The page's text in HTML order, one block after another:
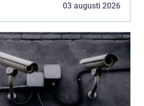
03 augusti 2026